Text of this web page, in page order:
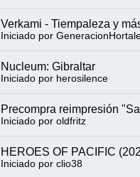
Verkami - Tiempaleza y
Iniciado por
Nucleum: Gibraltar
Iniciado por herosilence
Precompra reimpresión
Iniciado por oldfritz
HEROES OF PACIFIC
Iniciado por clio38